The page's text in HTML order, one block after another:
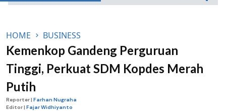
HOME BUSINESS
Kemenkop Gandeng Perguruan
Tinggi, Perkuat SDM Kopdes Merah
Putih
Reporter | Farhan Nugraha
Editor | Fajar Widhiyanto